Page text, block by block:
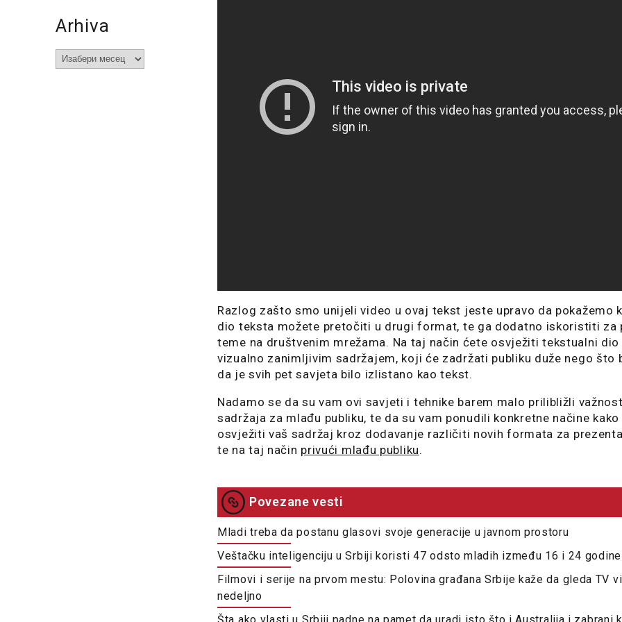
Arhiva
Arhiva
Razlog zašto smo unijeli video u ovaj tekst jeste upravo da pokažemo
dio teksta možete pretočiti u drugi format, te ga dodatno iskoristiti za
teme na društvenim mrežama. Na taj način ćete osvježiti tekstualni dio
vizualno zanimljivim sadržajem, koji će zadržati publiku duže nego što
da je svih pet savjeta bilo izlistano kao tekst.
Nadamo se da su vam ovi savjeti i tehnike barem malo prilibližli
sadržaja za mlađu publiku, te da su vam ponudili konkretne načine
osvježiti vaš sadržaj kroz dodavanje različiti novih formata za
te na taj način privući mlađu publiku.
Povezane vesti
Mladi treba da postanu glasovi svoje generacije u javnom prostoru
Veštačku inteligenciju u Srbiji koristi 47 odsto mladih između 16 i 24 godine
Filmovi i serije na prvom mestu: Polovina građana Srbije kaže da gleda TV
nedeljno